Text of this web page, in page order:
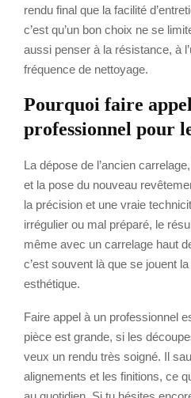
rendu final que la facilité
c’est qu’un bon choix ne se
aussi penser à la résistance, à
fréquence de nettoyage.
Pourquoi faire
professionnel pour
La dépose de l’ancien
et la pose du nouveau
la précision et une vraie
irrégulier ou mal préparé, le
même avec un carrelage haut
c’est souvent là que se jouent
esthétique.
Faire appel à un professionnel
pièce est grande, si les
veux un rendu très soigné. Il
alignements et les finitions, ce